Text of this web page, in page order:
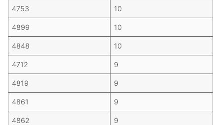
4753 10
4899 10
4848 10
4712 9
4819 9
4861 9
4862 9